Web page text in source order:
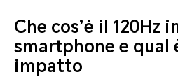
Che cos’è il 120Hz
smartphone e qual
impatto